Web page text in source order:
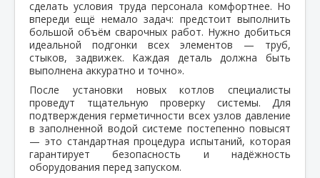
сделать условия труда персонала комфортнее. Но
впереди ещё немало задач: предстоит выполнить
большой объём сварочных работ. Нужно добиться
идеальной подгонки всех элементов — труб,
стыков, задвижек. Каждая деталь должна быть
выполнена аккуратно и точно».
После установки новых котлов специалисты
проведут тщательную проверку системы. Для
подтверждения герметичности всех узлов давление
в заполненной водой системе постепенно повысят
— это стандартная процедура испытаний, которая
гарантирует безопасность и надёжность
оборудования перед запуском.